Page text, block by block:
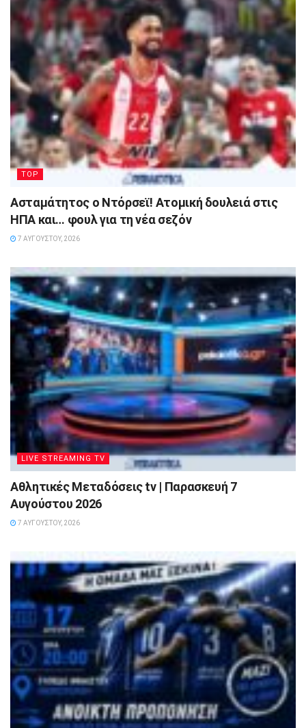
TOP
Ασταμάτητος ο Ντόρσεϊ! Ατομική δουλειά στις
ΗΠΑ και… φουλ για τη νέα σεζόν
7 ΑΥΓΟΎΣΤΟΥ, 2026
LIVE STREAMING TV
Αθλητικές Μεταδόσεις tv | Παρασκευή 7
Αυγούστου 2026
7 ΑΥΓΟΎΣΤΟΥ, 2026